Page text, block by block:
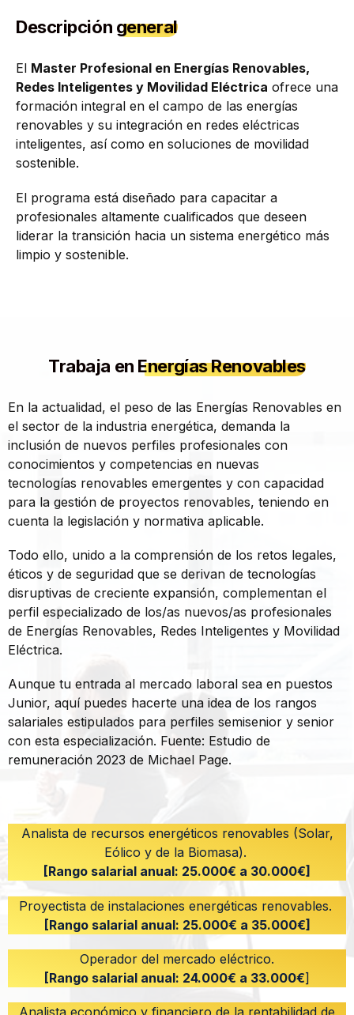
Descripción general
El Master Profesional en Energías Renovables,
Redes Inteligentes y Movilidad Eléctrica ofrece una
formación integral en el campo de las energías
renovables y su integración en redes eléctricas
inteligentes, así como en soluciones de movilidad
sostenible.
El programa está diseñado para capacitar a
profesionales altamente cualificados que deseen
liderar la transición hacia un sistema energético más
limpio y sostenible.
Trabaja en Energías Renovables
En la actualidad, el peso de las Energías Renovables en
el sector de la industria energética, demanda la
inclusión de nuevos perfiles profesionales con
conocimientos y competencias en nuevas
tecnologías renovables emergentes y con capacidad
para la gestión de proyectos renovables, teniendo en
cuenta la legislación y normativa aplicable.
Todo ello, unido a la comprensión de los retos legales,
éticos y de seguridad que se derivan de tecnologías
disruptivas de creciente expansión, complementan el
perfil especializado de los/as nuevos/as profesionales
de Energías Renovables, Redes Inteligentes y Movilidad
Eléctrica.
Aunque tu entrada al mercado laboral sea en puestos
Junior, aquí puedes hacerte una idea de los rangos
salariales estipulados para perfiles semisenior y senior
con esta especialización. Fuente: Estudio de
remuneración 2023 de Michael Page​.
Analista de recursos energéticos renovables (Solar,
Eólico y de la Biomasa).
[Rango salarial anual: 25.000€ a 30.000€]
Proyectista de instalaciones energéticas renovables.
[Rango salarial anual: 25.000€ a 35.000€]
Operador del mercado eléctrico.
[Rango salarial anual: 24.000€ a 33.000€]
Analista económico y financiero de la rentabilidad de